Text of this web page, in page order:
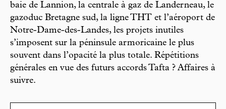
baie de Lannion, la centrale à gaz de Landerneau, le
gazoduc Bretagne sud, la ligne THT et l’aéroport de
Notre-Dame-des-Landes, les projets inutiles
s’imposent sur la péninsule armoricaine le plus
souvent dans l’opacité la plus totale. Répétitions
générales en vue des futurs accords Tafta ? Affaires à
suivre.